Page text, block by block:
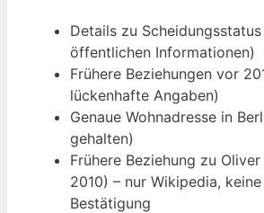
Details zu
öffentlichen Informationen)
Frühere Beziehungen vor
lückenhafte Angaben)
Genaue Wohnadresse in
gehalten)
Frühere Beziehung zu
2010) – nur Wikipedia,
Bestätigung